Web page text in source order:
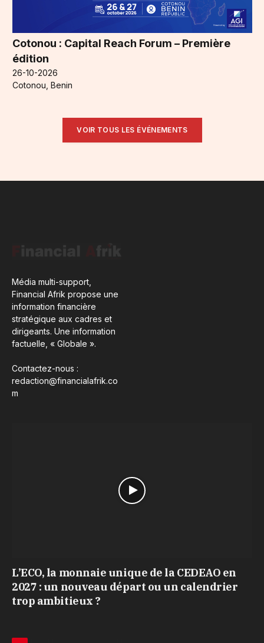
Cotonou : Capital Reach Forum – Première
édition
26-10-2026
Cotonou, Benin
VOIR TOUS LES ÉVÉNEMENTS
Média multi-support,
Financial Afrik propose une
information financière
stratégique aux cadres et
dirigeants. Une information
factuelle, « Globale ».
Contactez-nous :
redaction@financialafrik.co
m
L’ECO, la monnaie unique de la CEDEAO en
2027 : un nouveau départ ou un calendrier
trop ambitieux ?